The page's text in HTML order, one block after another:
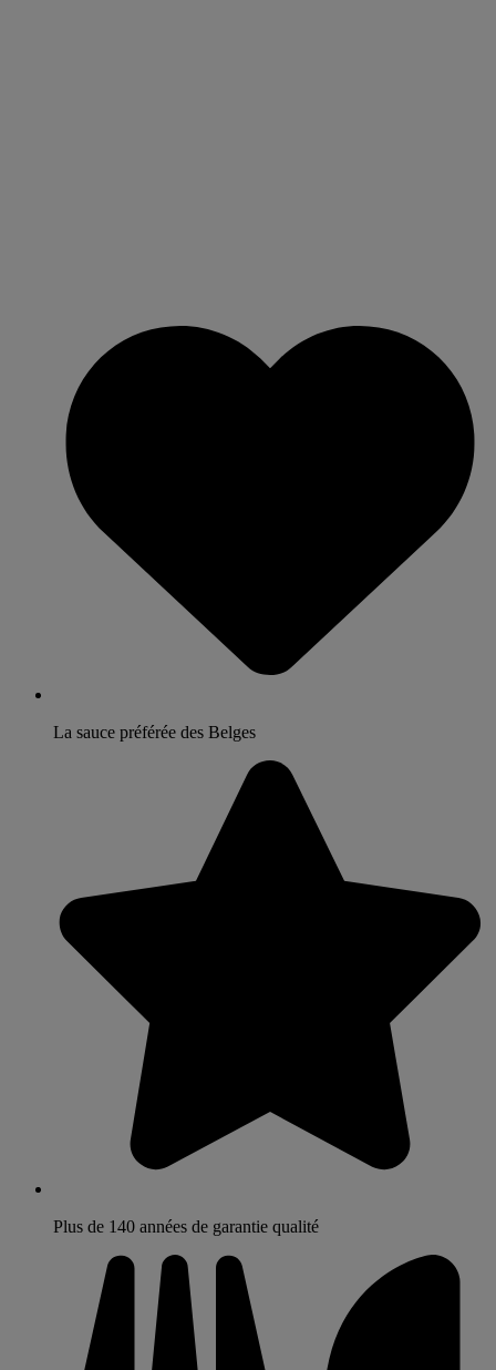
La sauce préférée des Belges
Plus de 140 années de garantie qualité